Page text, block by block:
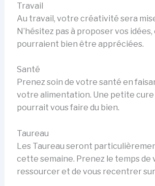
Travail
Au travail, votre créativité sera
N’hésitez pas à proposer vos idées,
pourraient bien être appréciées.
Santé
Prenez soin de votre santé en
votre alimentation. Une petite cure
pourrait vous faire du bien.
Taureau
Les Taureau seront
cette semaine. Prenez le temps de
ressourcer et de vous recentrer